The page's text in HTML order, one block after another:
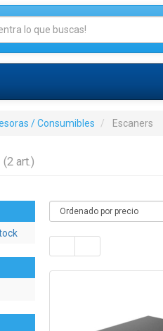
/ Consumibles Escaners
(2 art.)